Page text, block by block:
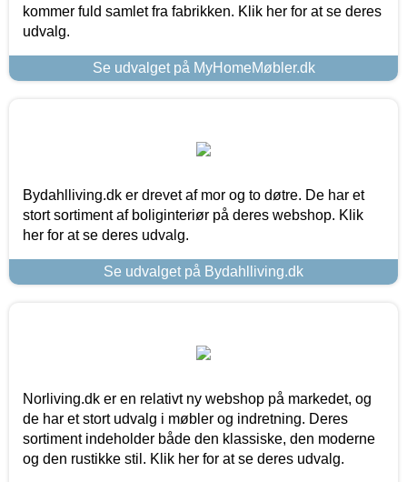
kommer fuld samlet fra fabrikken. Klik her for at se deres
udvalg.
Se udvalget på MyHomeMøbler.dk
Bydahlliving.dk er drevet af mor og to døtre. De har et
stort sortiment af boliginteriør på deres webshop. Klik
her for at se deres udvalg.
Se udvalget på Bydahlliving.dk
Norliving.dk er en relativt ny webshop på markedet, og
de har et stort udvalg i møbler og indretning. Deres
sortiment indeholder både den klassiske, den moderne
og den rustikke stil. Klik her for at se deres udvalg.